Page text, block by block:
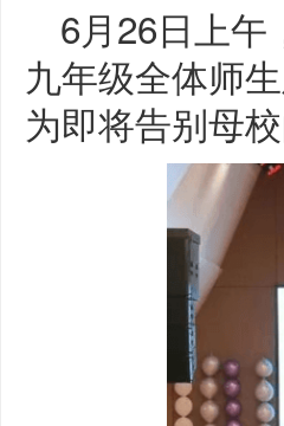
6月26日上午
九年级全体师
为即将告别母